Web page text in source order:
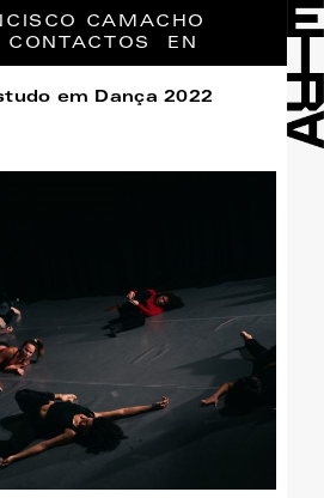
CAMACHO
CONTACTOS EN
em Dança 2022